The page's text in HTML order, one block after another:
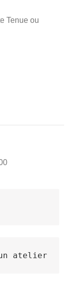
Tenue ou
atelier